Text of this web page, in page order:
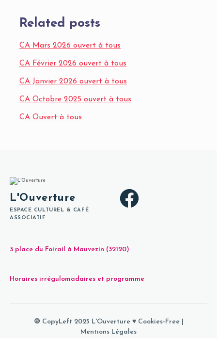
Related posts
CA Mars 2026 ouvert à tous
CA Février 2026 ouvert à tous
CA Janvier 2026 ouvert à tous
CA Octobre 2025 ouvert à tous
CA Ouvert à tous
L'Ouverture
ESPACE CULTUREL & CAFÉ
ASSOCIATIF
3 place du Foirail à Mauvezin (32120)
Horaires irrégulomadaires et programme
🄯 CopyLeft 2025 L'Ouverture ♥ Cookies-Free|
Mentions Légales